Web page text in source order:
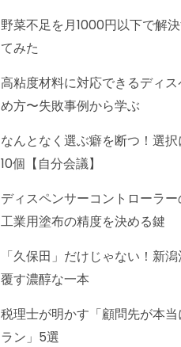
野菜不足を月1000円以下で解
てみた
高粘度材料に対応できるディ
め方〜失敗事例から学ぶ
なんとなく選ぶ癖を断つ！選
10個【自分会議】
ディスペンサーコントローラ
工業用塗布の精度を決める鍵
「久保田」だけじゃない！新
覆す濃醇な一本
税理士が明かす「顧問先が本
ラン」5選